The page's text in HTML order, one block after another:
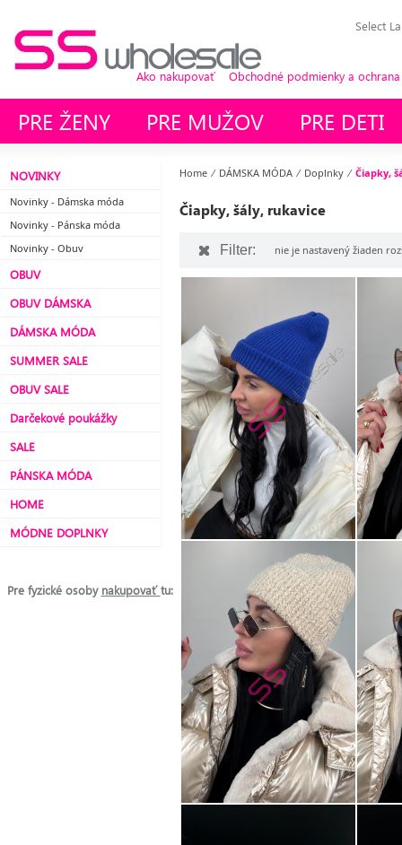
Select
Ako nakupovať Obchodné podmienky a
PRE ŽENY PRE MUŽOV PRE DETI
NOVINKY
Novinky - Dámska móda
Novinky - Pánska móda
Novinky - Obuv
OBUV
OBUV DÁMSKA
DÁMSKA MÓDA
SUMMER SALE
OBUV SALE
Darčekové poukážky
SALE
PÁNSKA MÓDA
HOME
MÓDNE DOPLNKY
Pre fyzické osoby nakupovaťtu:
Home ⁄ DÁMSKA MÓDA ⁄ Doplnky ⁄ Čiapky,
Čiapky, šály, rukavice
Filter: nie je nastavený žiaden